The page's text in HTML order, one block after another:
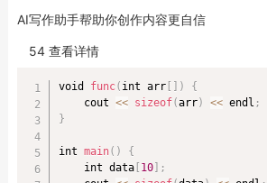
AI写作助手帮助你创作内容更自信
54 查看详情
void func( int arr[ )
{
    cout
<< sizeof(arr) << endl ;
}
int main( )
{
    int data
[ 10]
;